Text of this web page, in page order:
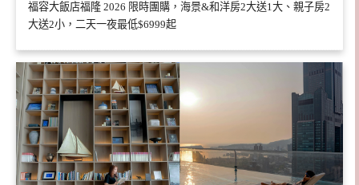
福容大飯店福隆 2026 限時團購，海景&和洋房2大送1大、親子房2
大送2小，二天一夜最低$6999起